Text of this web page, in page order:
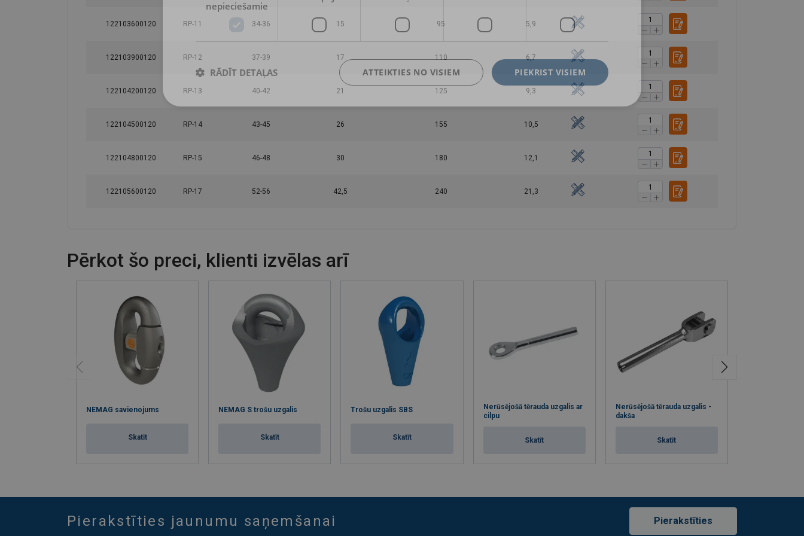
122103600120 RP-11 34-36 15 95 5,9
122103900120 RP-12 37-39 17 110 6,7
122104200120 RP-13 40-42 21 125 9,3
122104500120 RP-14 43-45 26 155 10,5
122104800120 RP-15 46-48 30 180 12,1
122105600120 RP-17 52-56 42,5 240 21,3
Pērkot šo preci, klienti izvēlas arī
NEMAG savienojums
Skatīt
NEMAG S trošu uzgalis
Skatīt
Trošu uzgalis SBS
Skatīt
Nerūsējošā tērauda uzgalis ar
cilpu
Skatīt
Nerūsējošā tērauda uzgalis -
dakša
Skatīt
Pierakstīties jaunumu saņemšanai Pierakstīties
nepieciešamie
PIEKRIST VISIEM
ATTEIKTIES NO VISIEM
RĀDĪT DETAĻAS